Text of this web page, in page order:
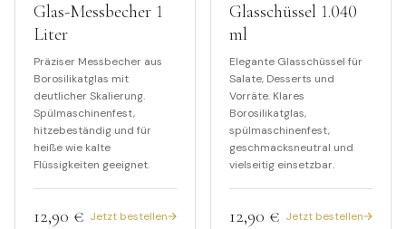
Glas-Messbecher 1
Liter
Präziser Messbecher aus
Borosilikatglas mit
deutlicher Skalierung.
Spülmaschinenfest,
hitzebeständig und für
heiße wie kalte
Flüssigkeiten geeignet.
12,90 € Jetzt bestellen
Glasschüssel 1.040
ml
Elegante Glasschüssel für
Salate, Desserts und
Vorräte. Klares
Borosilikatglas,
spülmaschinenfest,
geschmacksneutral und
vielseitig einsetzbar.
12,90 € Jetzt bestellen